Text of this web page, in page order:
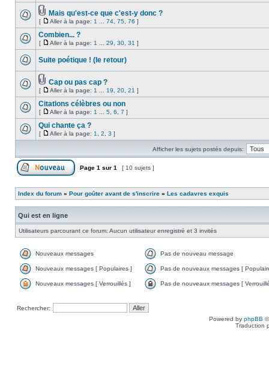
Mais qu'est-ce que c'est-y donc ?
[ Aller à la page: 1 74 75 76 ]
Combien... ?
[ Aller à la page: 1 29 30 31 ]
Suite poétique ! (le retour)
Cap ou pas cap ?
[ Aller à la page: 1 19 20 21 ]
Citations célèbres ou non
[ Aller à la page: 1 5 6 7 ]
Qui chante ça ?
[ Aller à la page: 1 2 3 ]
Afficher les sujets postés depuis:
Page 1 sur 1 [ 10 sujets ]
Index du forum » Pour goûter avant de s'inscrire » Les cadavres exquis
Qui est en ligne
Utilisateurs parcourant ce forum: Aucun utilisateur enregistré et 3 invités
Nouveaux messages Pas de nouveau message
Nouveaux messages [ Populaires ] Pas de nouveaux messages [
Nouveaux messages [ Verrouillés ] Pas de nouveaux messages [
Rechercher:
Powered by phpBB
Traduction